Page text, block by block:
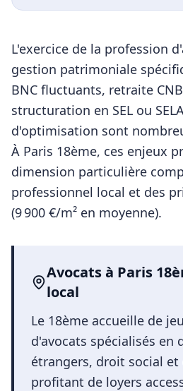
L'exercice de la profession
gestion patrimoniale
BNC fluctuants, retraite
structuration en SEL ou
d'optimisation sont
À Paris 18ème, ces enjeux
dimension particulière
professionnel local et des
(9 900 €/m² en moyenne).
Avocatsà Paris
local
Le 18ème accueille de
d'avocats spécialisés en
étrangers, droit social
profitant de loyers